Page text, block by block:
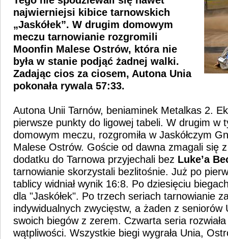
najwierniejsi kibice tarnowskich
„Jaskółek”. W drugim domowym
meczu tarnowianie rozgromili
Moonfin Malese Ostrów, która nie
była w stanie podjąć żadnej walki.
Zadając cios za ciosem, Autona Unia
pokonała rywala 57:33.
Autona Unii Tarnów, beniaminek Metalkas 2.
pierwsze punkty do ligowej tabeli. W drugim w
domowym meczu, rozgromiła w Jaskółczym
Malese Ostrów. Goście od dawna zmagali się
dodatku do Tarnowa przyjechali bez Luke’a
tarnowianie skorzystali bezlitośnie. Już po
tablicy widniał wynik 16:8. Po dziesięciu
dla "Jaskółek". Po trzech seriach tarnowianie
indywidualnych zwycięstw, a żaden z seniorów
swoich biegów z zerem. Czwarta seria
wątpliwości. Wszystkie biegi wygrała Unia,